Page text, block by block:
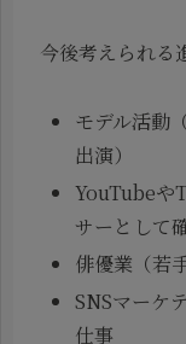
今後考えられる
モデル活動
出演）
YouTubeや
サーとして
俳優業（若
SNSマーケ
仕事